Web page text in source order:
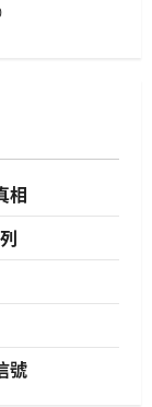
入Eliezer失落
科技
相
號